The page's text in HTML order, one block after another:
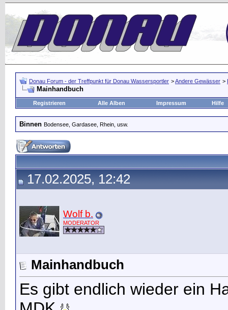
Donau Forum - der Treffpunkt für Donau Wassersportler >Andere Gewässer >
Mainhandbuch
Registrieren Alle Alben Impressum Hilfe
Binnen Bodensee, Gardasee, Rhein, usw.
17.02.2025, 12:42
Wolf b.
MODERATOR
Mainhandbuch
Es gibt endlich wieder ein